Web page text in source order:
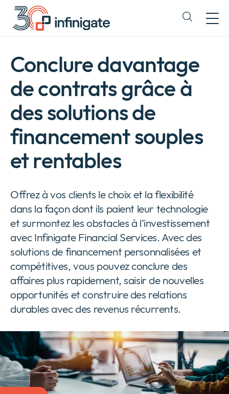
Passer
contenu
Expand
sub
menu
Entreprise
or
a
sub
Newsroom
or
Vie privée
a
sub
menu
Conclure davantage
de contrats grâce à
des solutions de
financement souples
et rentables
Offrez à vos clients le choix et la flexibilité
dans la façon dont ils paient leur technologie
et surmontez les obstacles à l’investissement
avec Infinigate Financial Services. Avec des
solutions de financement personnalisées et
compétitives, vous pouvez conclure des
affaires plus rapidement, saisir de nouvelles
opportunités et construire des relations
durables avec des revenus récurrents.